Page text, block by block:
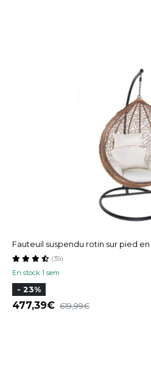
Fauteuil suspendu rotin sur pied
En stock 1 sem
(39)
- 23%
477,39 619,99